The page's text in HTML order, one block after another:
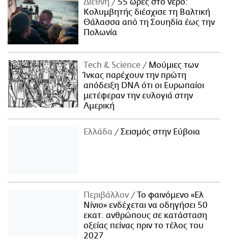
Διεθνή
55 ώρες στο νερό:
Κολυμβητής διέσχισε τη Βαλτική
Θάλασσα από τη Σουηδία έως την
Πολωνία
Τech & Science
Μούμιες των
Ίνκας παρέχουν την πρώτη
απόδειξη DNA ότι οι Ευρωπαίοι
μετέφεραν την ευλογιά στην
Αμερική
Ελλάδα Σεισμός στην Εύβοια
Περιβάλλον
Το φαινόμενο «Ελ
Νίνιο» ενδέχεται να οδηγήσει 50
εκατ. ανθρώπους σε κατάσταση
οξείας πείνας πριν το τέλος του
2027